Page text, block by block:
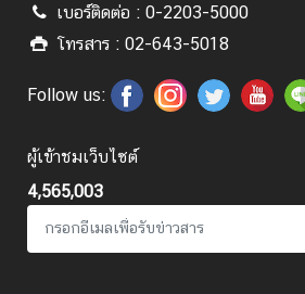
ซี
ย
น
น
ย์
ข่
า
ว
เบอร์ติดต่อ : 0-2203-5000
โทรสาร : 02-643-5018
Follow us:
ผู้เข้าชมเว็บไซต์
4,565,003